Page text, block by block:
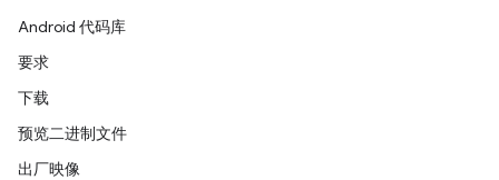
Android 代码库
要求
下载
预览二进制文件
出厂映像